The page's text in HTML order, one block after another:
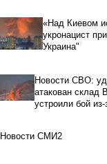
«Над Киевом
укронацист
Украина"
Новости СВО:
атакован склад
устроили бой из-
Новости СМИ2